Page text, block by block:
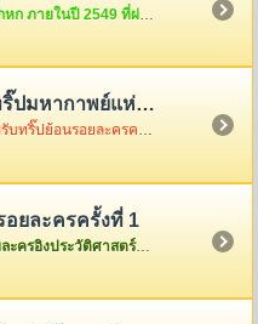
หนึ่งปีผ่านไปไวเหมือนโกหก ภายในปี 2549 ที่ผ่านมากระแสละครวิทยุของพวกเราชาวรังสิมันต์จะเป็นอย่างไรกันบ้างนะ สงสัยแล้วใช่มั้ยล่ะคะ ถ้างั้นต้องรีบคริ๊กเข้าไปดูแล้วล่ะค่ะ ไม่งั้น out นะขอบอก...
กาพย์แห่งอโยธยา"
ผ่านพ้นไปแล้วนะคะสำหรับทริ๊ปย้อนรอยละครครั้งที่ 2 เมื่อวันอาทิตย์ที่ 3 ธันวา ซึ่งในวันนั้นอากาศค่อนข้างเป็นใจไม่ค่อยร้อนมากอย่างที่คิดแต่ความสนุกจะร้อนแรงขนาดไหนต้องคริ๊กเข้าไปดูภาพกันเองค่ะ
ยละครครั้งที่ 1
หลังจากไปเที่ยวย้อนรอยละครอิงประวัติศาสตร์ที่จังหวัดพระนครศรีอยุธยาครั้งแรกกันกลับมาแล้ว ก็เอาภาพกลับมาให้ดูเล่าสู่กันฟัง ใครเป็นใครก็ดูกันเอาเองก็แล้วกันนะคะ